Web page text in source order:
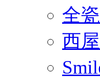
全
西